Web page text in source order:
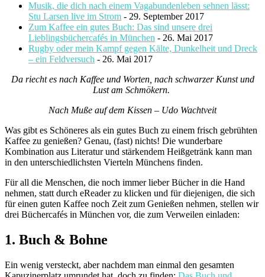
Musik, die dich nach einem Vagabundenleben sehnen lässt:
Stu Larsen live im Strom - 29. September 2017
Zum Kaffee ein gutes Buch: Das sind unsere drei
Lieblingsbüchercafés in München - 26. Mai 2017
Rugby oder mein Kampf gegen Kälte, Dunkelheit und Dreck
– ein Feldversuch - 26. Mai 2017
Da riecht es nach Kaffee und Worten, nach schwarzer Kunst und
Lust am Schmökern.
Nach Muße auf dem Kissen – Udo Wachtveit
Was gibt es Schöneres als ein gutes Buch zu einem frisch gebrühten
Kaffee zu genießen? Genau, (fast) nichts! Die wunderbare
Kombination aus Literatur und stärkendem Heißgetränk kann man
in den unterschiedlichsten Vierteln Münchens finden.
Für all die Menschen, die noch immer lieber Bücher in die Hand
nehmen, statt durch eReader zu klicken und für diejenigen, die sich
für einen guten Kaffee noch Zeit zum Genießen nehmen, stellen wir
drei Büchercafés in München vor, die zum Verweilen einladen:
1. Buch & Bohne
Ein wenig versteckt, aber nachdem man einmal den gesamten